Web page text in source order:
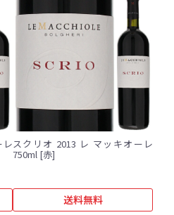
スクリオ 2013 レ マッキオーレ
750ml [赤]
送料無料